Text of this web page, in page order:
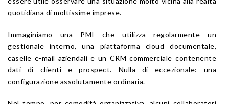
quotidiana di moltissime imprese.
Immaginiamo una PMI che utilizza regolarmente un
gestionale interno, una piattaforma cloud documentale,
caselle e-mail aziendali e un CRM commerciale contenente
dati di clienti e prospect. Nulla di eccezionale: una
configurazione assolutamente ordinaria.